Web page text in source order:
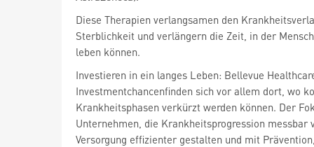
Diese Therapien verlangsamen den
Sterblichkeit und verlängern die Zeit, in der
leben können.
Investieren in ein langes Leben: Bellevue
Investmentchancenfinden sich vor allem dort, wo
Krankheitsphasen verkürzt werden können. Der
Unternehmen, die Krankheitsprogression messbar
Versorgung effizienter gestalten und mit